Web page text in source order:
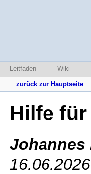
Leitfaden Wiki
zurück zur Hauptseite
Hilfe
Johannes